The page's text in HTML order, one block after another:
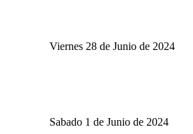
Viernes 28 de Junio de 2024
Sabado 1 de Junio de 2024